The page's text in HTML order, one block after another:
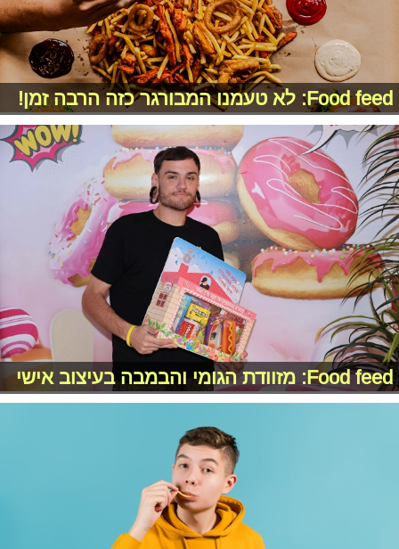
Food feed: לא טעמנו המבורגר כזה הרבה זמן!
Food feed: מזוודת הגומי והבמבה בעיצוב אישי